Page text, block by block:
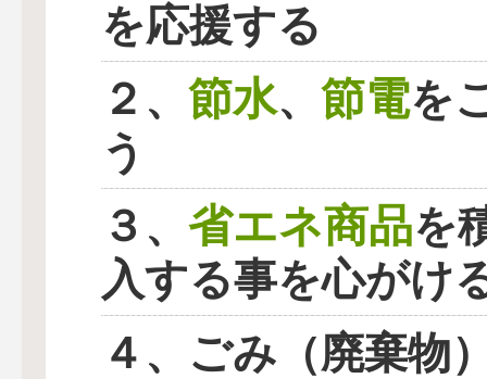
を応援する
２、 節水、 節電を
う
３、 省エネ商品を
入する事を心がけ
４、ごみ（廃棄物